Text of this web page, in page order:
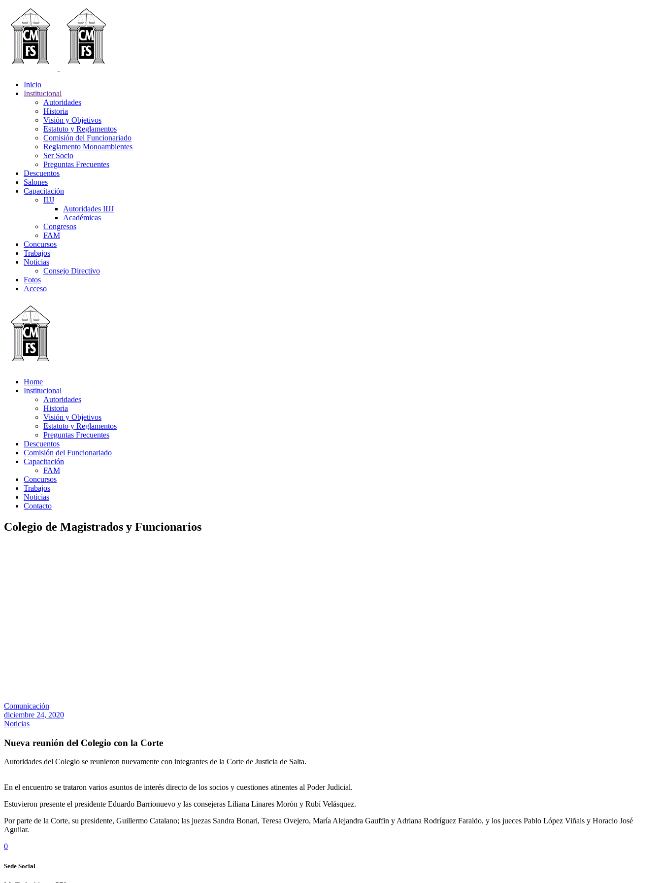
Inicio
Institucional
Autoridades
Historia
Visión y Objetivos
Estatuto y Reglamentos
Comisión del Funcionariado
Reglamento Monoambientes
Ser Socio
Preguntas Frecuentes
Descuentos
Salones
Capacitación
IIJJ
Autoridades IIJJ
Académicas
Congresos
FAM
Concursos
Trabajos
Noticias
Consejo Directivo
Fotos
Acceso
Home
Institucional
Autoridades
Historia
Visión y Objetivos
Estatuto y Reglamentos
Preguntas Frecuentes
Descuentos
Comisión del Funcionariado
Capacitación
FAM
Concursos
Trabajos
Noticias
Contacto
Colegio de Magistrados y Funcionarios
Comunicación
diciembre 24, 2020
Noticias
Nueva reunión del Colegio con la Corte
Autoridades del Colegio se reunieron nuevamente con integrantes de la Corte de Justicia de Salta.
En el encuentro se trataron varios asuntos de interés directo de los socios y cuestiones atinentes al Poder Judicial.
Estuvieron presente el presidente Eduardo Barrionuevo y las consejeras Liliana Linares Morón y Rubí Velásquez.
Por parte de la Corte, su presidente, Guillermo Catalano; las juezas Sandra Bonari, Teresa Ovejero, María Alejandra Gauffin y Adriana Rodríguez Faraldo, y los jueces Pablo López Viñals y Horacio José
Aguilar.
0
Sede Social